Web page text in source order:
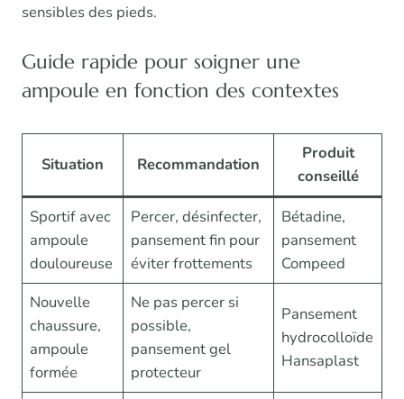
sensibles des pieds.
Guide rapide pour soigner une
ampoule en fonction des contextes
Situation Recommandation
Produit
conseillé
Sportif avec
ampoule
douloureuse
Percer, désinfecter,
pansement fin pour
éviter frottements
Bétadine,
pansement
Compeed
Nouvelle
chaussure,
ampoule
formée
Ne pas percer si
possible,
pansement gel
protecteur
Pansement
hydrocolloïde
Hansaplast